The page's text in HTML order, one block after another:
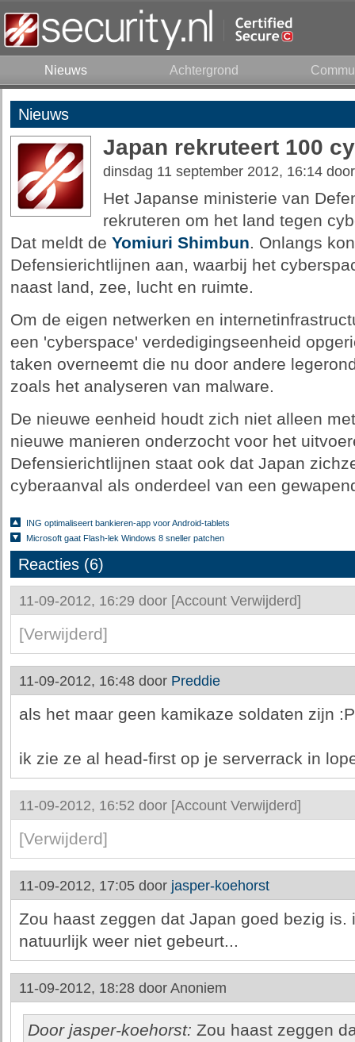
Nieuws Achtergrond
Nieuws
Japan rekruteert 100
dinsdag 11 september 2012, 16:14
Het Japanse ministerie van
rekruteren om het land tegen
Dat meldt de Yomiuri Shimbun. Onlangs
Defensierichtlijnen aan, waarbij het
naast land, zee, lucht en ruimte.
Om de eigen netwerken en
een 'cyberspace' verdedigingseenheid
taken overneemt die nu door andere
zoals het analyseren van malware.
De nieuwe eenheid houdt zich niet alleen
nieuwe manieren onderzocht voor het
Defensierichtlijnen staat ook dat Japan
cyberaanval als onderdeel van een
ING optimaliseert bankieren-app voor Android-tablets
Microsoft gaat Flash-lek Windows 8 sneller patchen
Reacties (6)
11-09-2012, 16:29 door [Account Verwijderd]
[Verwijderd]
11-09-2012, 16:48 door Preddie
als het maar geen kamikaze soldaten zijn :P
ik zie ze al head-first op je serverrack in
11-09-2012, 16:52 door [Account Verwijderd]
[Verwijderd]
11-09-2012, 17:05 door jasper-koehorst
Zou haast zeggen dat Japan goed bezig is.
natuurlijk weer niet gebeurt...
11-09-2012, 18:28 door Anoniem
Door jasper-koehorst: Zou haast zeggen